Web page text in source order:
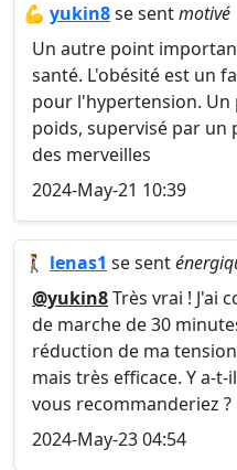
💪 yukin8se sentmotivé
Un autre point
santé. L'obésité est un
pour l'hypertension.
poids, supervisé par
des merveilles
2024-May-21 10:39
🚶‍♀️ lenas1 se sent
@yukin8Très vrai ! J'ai
de marche de 30
réduction de ma
mais très efficace. Y a-
vous recommanderiez ?
2024-May-23 04:54